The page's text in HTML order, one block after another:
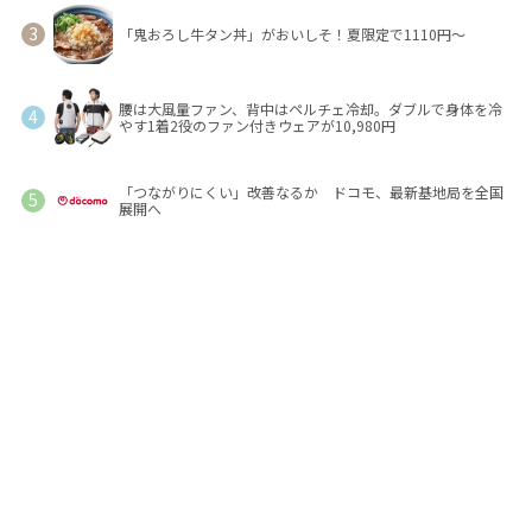
「鬼おろし牛タン丼」がおいしそ！夏限定で1110円～
腰は大風量ファン、背中はペルチェ冷却。ダブルで身体を冷
やす1着2役のファン付きウェアが10,980円
「つながりにくい」改善なるか ドコモ、最新基地局を全国
展開へ